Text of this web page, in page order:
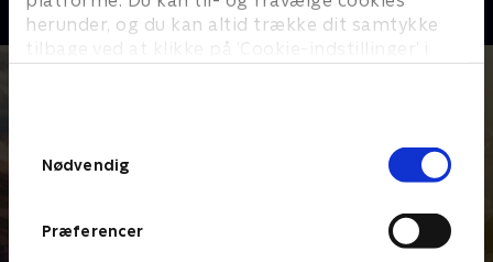
herunder, og du kan altid trække dit samtykke
tilbage ved at klikke på ’Cookie-indstillinger’ i
Nødvendig
Præferencer